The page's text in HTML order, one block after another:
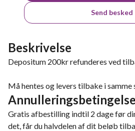
Send besked
Beskrivelse
Depositum 200kr refunderes ved
Må hentes og levers tilbake i samme
Gratis afbestilling indtil 2 dage før
det, får du halvdelen af dit beløb